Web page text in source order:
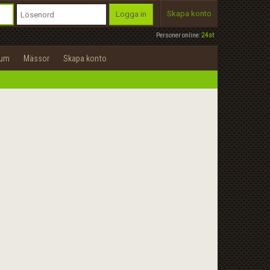
Personer online:24st
Logga in Skapa konto
Mässor Skapa konto